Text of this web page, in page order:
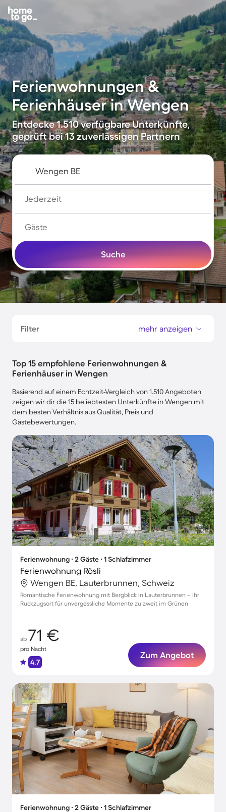
Ferienwohnungen &
Ferienhäuser in Wengen
Entdecke 1.510 verfügbare Unterkünfte,
geprüft bei 13 zuverlässigen Partnern
Jederzeit
Gäste
Suche
Filter mehr anzeigen
Top 15 empfohlene Ferienwohnungen &
Ferienhäuser in Wengen
Basierend auf einem Echtzeit-Vergleich von 1.510 Angeboten
zeigen wir dir die 15 beliebtesten Unterkünfte in Wengen mit
dem besten Verhältnis aus Qualität, Preis und
Gästebewertungen.
Ferienwohnung ∙ 2 Gäste ∙ 1 Schlafzimmer
Ferienwohnung Rösli
Wengen BE, Lauterbrunnen, Schweiz
Romantische Ferienwohnung mit Bergblick in Lauterbrunnen – Ihr
Rückzugsort für unvergessliche Momente zu zweit im Grünen
ab 71 €
pro Nacht
4.7
Zum Angebot
Ferienwohnung ∙ 2 Gäste ∙ 1 Schlafzimmer